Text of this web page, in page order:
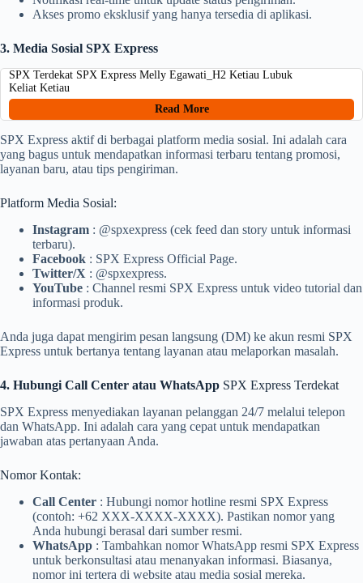
Akses promo eksklusif yang hanya tersedia di aplikasi.
3. Media Sosial SPX Express
SPX Terdekat SPX Express Melly Egawati_H2 Ketiau Lubuk
Keliat Ketiau
Read More
SPX Express aktif di berbagai platform media sosial. Ini adalah cara
yang bagus untuk mendapatkan informasi terbaru tentang promosi,
layanan baru, atau tips pengiriman.
Platform Media Sosial:
Instagram : @spxexpress (cek feed dan story untuk informasi
terbaru).
Facebook : SPX Express Official Page.
Twitter/X : @spxexpress.
YouTube : Channel resmi SPX Express untuk video tutorial dan
informasi produk.
Anda juga dapat mengirim pesan langsung (DM) ke akun resmi SPX
Express untuk bertanya tentang layanan atau melaporkan masalah.
4. Hubungi Call Center atau WhatsApp SPX Express Terdekat
SPX Express menyediakan layanan pelanggan 24/7 melalui telepon
dan WhatsApp. Ini adalah cara yang cepat untuk mendapatkan
jawaban atas pertanyaan Anda.
Nomor Kontak:
Call Center : Hubungi nomor hotline resmi SPX Express
(contoh: +62 XXX-XXXX-XXXX). Pastikan nomor yang
Anda hubungi berasal dari sumber resmi.
WhatsApp : Tambahkan nomor WhatsApp resmi SPX Express
untuk berkonsultasi atau menanyakan informasi. Biasanya,
nomor ini tertera di website atau media sosial mereka.